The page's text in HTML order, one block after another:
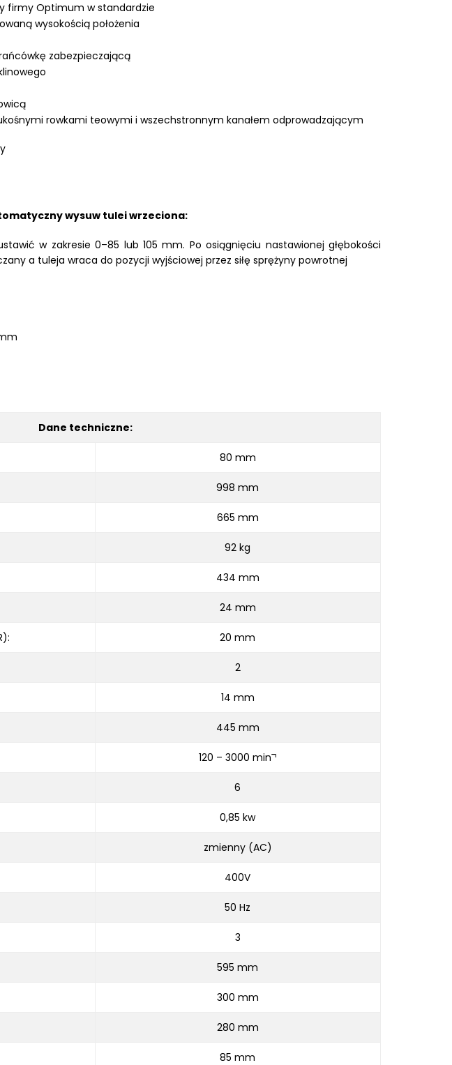
firmy Optimum w standardzie
wysokością położenia
zabezpieczającą
rowkami teowymi i wszechstronnym kanałem odprowadzającym
wysuw tulei wrzeciona:
w zakresie 0–85 lub 105 mm. Po osiągnięciu nastawionej głębokości
a tuleja wraca do pozycji wyjściowej przez siłę sprężyny powrotnej
Dane techniczne:
80 mm
998 mm
665 mm
92 kg
434 mm
24 mm
20 mm
2
14 mm
445 mm
120 – 3000 min¯¹
6
0,85 kw
zmienny (AC)
400V
50 Hz
3
595 mm
300 mm
280 mm
85 mm